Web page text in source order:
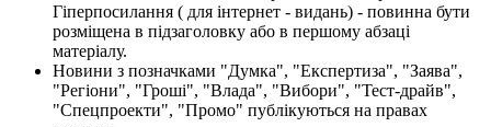
Гіперпосилання ( для інтернет - видань) - повинна бути
розміщена в підзаголовку або в першому абзаці
матеріалу.
Новини з позначками "Думка", "Експертиза", "Заява",
"Регіони", "Гроші", "Влада", "Вибори", "Тест-драйв",
"Спецпроекти", "Промо" публікуються на правах